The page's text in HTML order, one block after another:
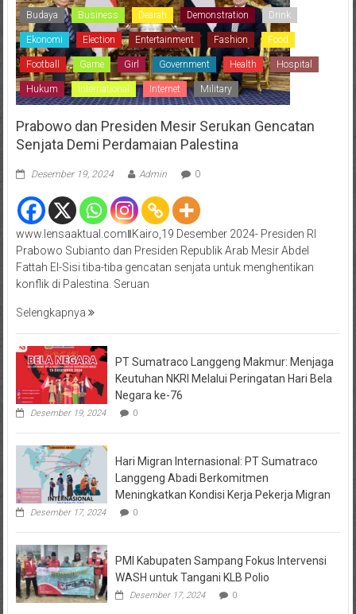
Budaya Business Dearah Demonstration Drink
Ekonomi Election Entertainment Fashion Food
Football Game Girl Government Health Hospital
Hukum International Internet Military
Prabowo dan Presiden Mesir Serukan Gencatan
Senjata Demi Perdamaian Palestina
Desember 19, 2024 Admin 0
www.lensaaktual.comǁKairo,19 Desember 2024- Presiden RI
Prabowo Subianto dan Presiden Republik Arab Mesir Abdel
Fattah El-Sisi tiba-tiba gencatan senjata untuk menghentikan
konflik di Palestina. Seruan
Selengkapnya
PT Sumatraco Langgeng Makmur: Menjaga
Keutuhan NKRI Melalui Peringatan Hari Bela
Negara ke-76
Desember 19, 2024 0
Hari Migran Internasional: PT Sumatraco
Langgeng Abadi Berkomitmen
Meningkatkan Kondisi Kerja Pekerja Migran
Desember 17, 2024 0
PMI Kabupaten Sampang Fokus Intervensi
WASH untuk Tangani KLB Polio
Desember 17, 2024 0